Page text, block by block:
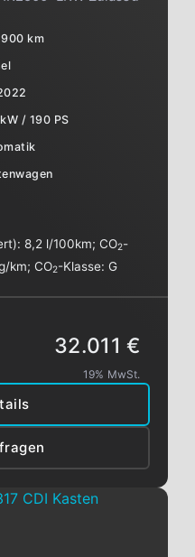
km
/ 190 PS
8,2 l/100km;CO2-
km;CO2-Klasse:G
32.011 €
19% MwSt.